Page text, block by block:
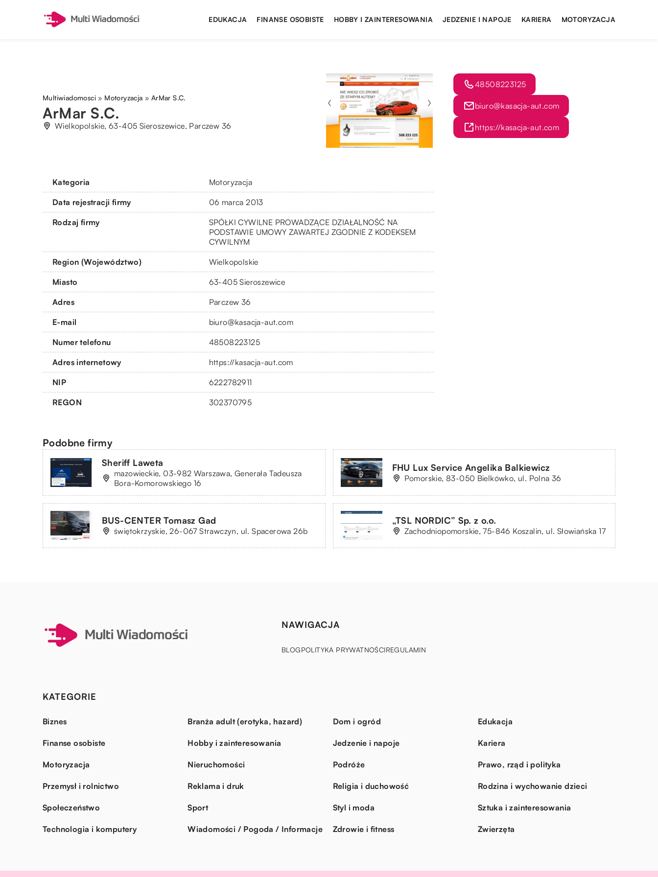
EDUKACJA FINANSE OSOBISTE HOBBY I ZAINTERESOWANIA JEDZENIE I NAPOJE KARIERA MOTORYZACJA
Multiwiadomosci » Motoryzacja » ArMar S.C.
ArMar S.C.
Wielkopolskie, 63-405 Sieroszewice, Parczew 36
Kategoria Motoryzacja
Data rejestracji firmy 06 marca 2013
Rodzaj firmy
SPÓŁKI CYWILNE PROWADZĄCE DZIAŁALNOŚĆ NA
PODSTAWIE UMOWY ZAWARTEJ ZGODNIE Z KODEKSEM
CYWILNYM
Region (Województwo) Wielkopolskie
Miasto 63-405 Sieroszewice
Adres Parczew 36
E-mail biuro@kasacja-aut.com
Numer telefonu 48508223125
Adres internetowy https://kasacja-aut.com
NIP 6222782911
REGON 302370795
48508223125
biuro@kasacja-aut.com
https://kasacja-aut.com
Podobne firmy
Sheriff Laweta
mazowieckie, 03-982 Warszawa, Generała Tadeusza
Bora-Komorowskiego 16
FHU Lux Service Angelika Balkiewicz
Pomorskie, 83-050 Bielkówko, ul. Polna 36
BUS-CENTER Tomasz Gad
świętokrzyskie, 26-067 Strawczyn, ul. Spacerowa 26b
„TSL NORDIC” Sp. z o.o.
Zachodniopomorskie, 75-846 Koszalin, ul. Słowiańska 17
NAWIGACJA
BLOGPOLITYKA PRYWATNOŚCIREGULAMIN
KATEGORIE
Biznes Branża adult (erotyka, hazard) Dom i ogród Edukacja
Finanse osobiste Hobby i zainteresowania Jedzenie i napoje Kariera
Motoryzacja Nieruchomości Podróże Prawo, rząd i polityka
Przemysł i rolnictwo Reklama i druk Religia i duchowość Rodzina i wychowanie dzieci
Społeczeństwo Sport Styl i moda Sztuka i zainteresowania
Technologia i komputery Wiadomości / Pogoda / Informacje Zdrowie i fitness Zwierzęta